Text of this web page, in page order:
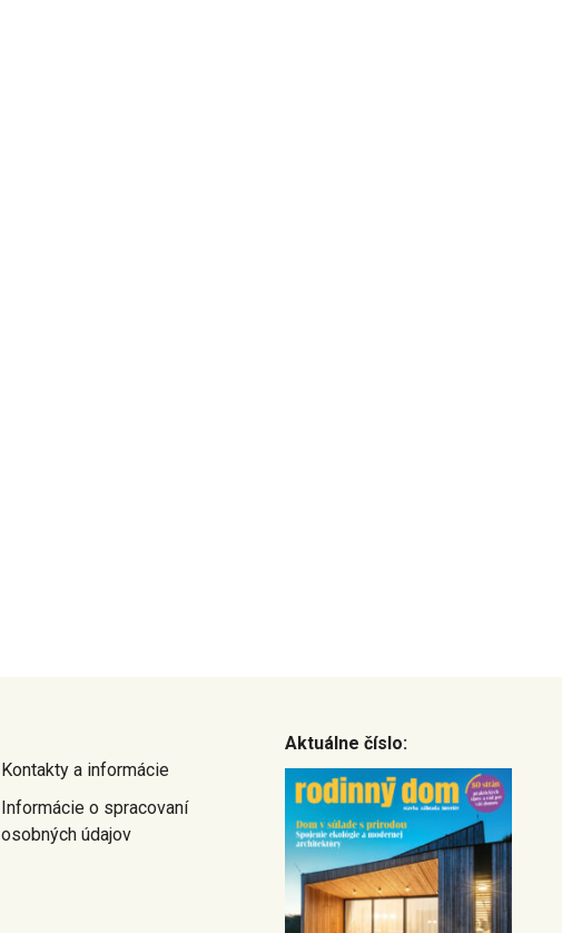
Kontakty a informácie
Informácie o spracovaní
osobných údajov
Aktuálne číslo: